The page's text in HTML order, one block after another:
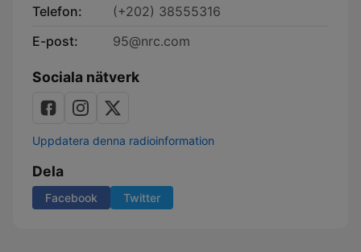
Telefon:
(+202) 38555316
E-post:
95@nrc.com
Sociala nätverk
Uppdatera denna radioinformation
Dela
Facebook Twitter